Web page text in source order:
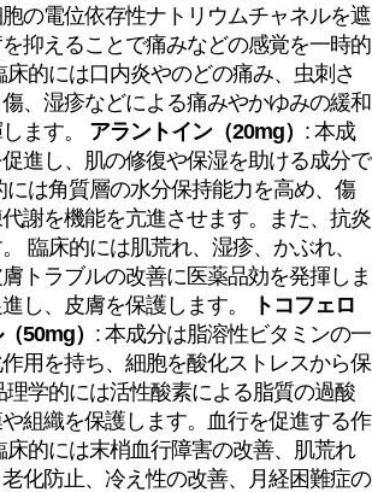
の電位依存性ナトリウムチャネルを遮
抑えることで痛みなどの感覚を一時的
床的には口内炎やのどの痛み、虫刺さ
、湿疹などによる痛みやかゆみの緩和
ます。 アラントイン（20mg） : 本成
進し、肌の修復や保湿を助ける成分で
は角質層の水分保持能力を高め、傷
謝を機能を亢進させます。また、抗炎
臨床的には肌荒れ、湿疹、かぶれ、
トラブルの改善に医薬品効を発揮しま
し、皮膚を保護します。
トコフェロ
50mg） : 本成分は脂溶性ビタミンの一
用を持ち、細胞を酸化ストレスから保
学的には活性酸素による脂質の過酸
組織を保護します。血行を促進する作
床的には末梢血行障害の改善、肌荒れ
化防止、冷え性の改善、月経困難症の